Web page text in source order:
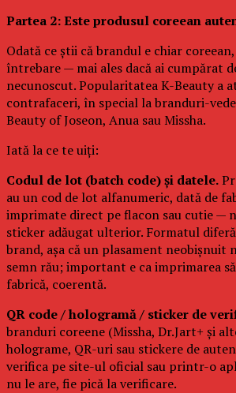
Partea 2: Este produsul coreean
Odată ce știi că brandul e chiar
întrebare — mai ales dacă ai cumpărat
necunoscut. Popularitatea K-Beauty a
contrafaceri, în special la branduri-
Beauty of Joseon, Anua sau Missha.
Iată la ce te uiți:
Codul de lot (batch code) și datele.
au un cod de lot alfanumeric, dată de
imprimate direct pe flacon sau cutie —
sticker adăugat ulterior. Formatul
brand, așa că un plasament neobișnuit
semn rău; important e ca imprimarea
fabrică, coerentă.
QR code / hologramă / sticker de
branduri coreene (Missha, Dr.Jart+ și
holograme, QR-uri sau stickere de
verifica pe site-ul oficial sau printr-o
nu le are, fie pică la verificare.